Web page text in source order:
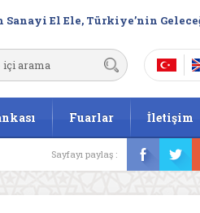
Sanayi El Ele, Türkiye’nin
Fuarlar İletişim
Sayfayı paylaş :